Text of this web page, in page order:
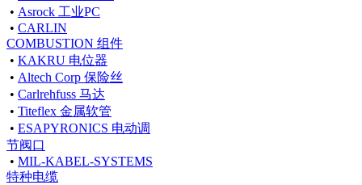
• Asrock 工业PC
• CARLIN
COMBUSTION 组件
• KAKRU 电位器
• Altech Corp 保险丝
• Carlrehfuss 马达
• Titeflex 金属软管
• ESAPYRONICS 电动调
节阀口
• MIL-KABEL-SYSTEMS
特种电缆